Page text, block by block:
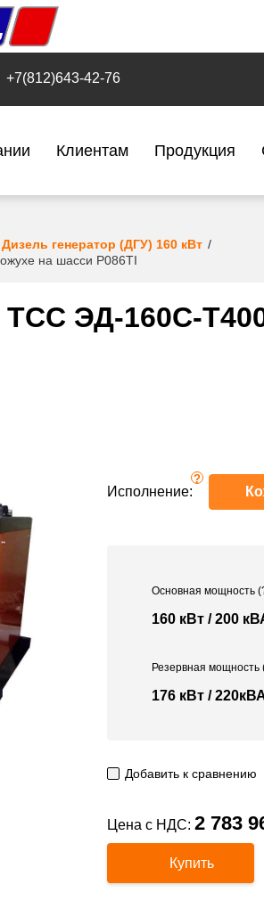
+7(812)643-42-76
Клиентам Продукция
Дизель генератор (ДГУ) 160 кВт
на шасси P086TI
ЭД-160С-
Исполнение:
?
Основная мощность
160 кВт / 200
Резервная мощность
176 кВт /
Добавить к сравнению
Цена с НДС: 2 783
Купить